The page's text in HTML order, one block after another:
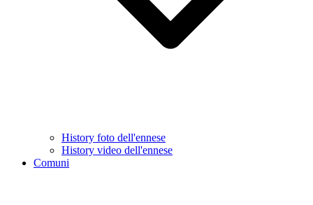
History foto dell'ennese
History video dell'ennese
Comuni